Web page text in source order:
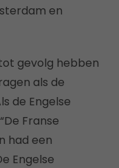
en
gevolg hebben
als de
de Engelse
Franse
had een
Engelse